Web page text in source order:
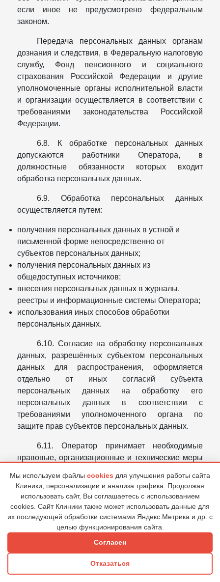
если иное не предусмотрено федеральным
законом.
Передача персональных данных органам
дознания и следствия, в Федеральную налоговую
службу, Фонд пенсионного и социального
страхования Российской Федерации и другие
уполномоченные органы исполнительной власти
и организации осуществляется в соответствии с
требованиями законодательства Российской
Федерации.
6.8. К обработке персональных данных
допускаются работники Оператора, в
должностные обязанности которых входит
обработка персональных данных.
6.9. Обработка персональных данных
осуществляется путем:
получения персональных данных в устной и
письменной форме непосредственно от
субъектов персональных данных;
получения персональных данных из
общедоступных источников;
внесения персональных данных в журналы,
реестры и информационные системы Оператора;
использования иных способов обработки
персональных данных.
6.10. Согласие на обработку персональных
данных, разрешённых субъектом персональных
данных для распространения, оформляется
отдельно от иных согласий субъекта
персональных данных на обработку его
персональных данных в соответствии с
требованиями уполномоченного органа по
защите прав субъектов персональных данных.
6.11. Оператор принимает необходимые
правовые, организационные и технические меры
неправомерного или случайного доступа к ним,
уничтожения, изменения, блокирования,
распространения и других несанкционированных
действий, в том числе:
принимает локальные нормативные акты и иные
Мы используем файлы cookies для улучшения работы сайта
Клиники, персонализации и анализа трафика. Продолжая
использовать сайт, Вы соглашаетесь с использованием
cookies. Сайт Клиники также может использовать данные для
их последующей обработки системами Яндекс.Метрика и др. с
целью функционирования сайта.
Согласен
Отказаться